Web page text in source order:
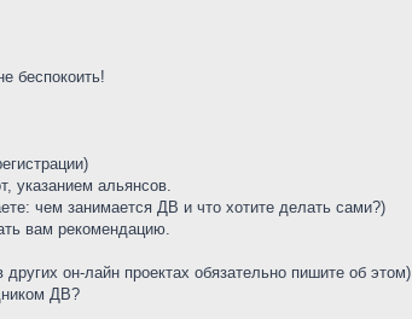
беспокоить!
указанием альянсов.
чем занимается ДВ и что хотите делать сами?)
вам рекомендацию.
он-лайн проектах обязательно пишите об этом)
ДВ?